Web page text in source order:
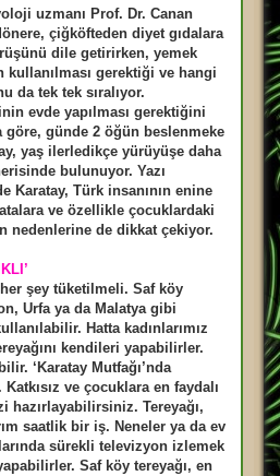
uzmanı Prof. Dr. Canan
çiğköfteden diyet gıdalara
dile getirirken, yemek
kullanılması gerektiği ve hangi
da tek tek sıralıyor.
evde yapılması gerektiğini
göre, günde 2 öğün beslenmeke
yaş ilerledikçe yürüyüşe daha
bulunuyor. Yazı
Karatay, Türk insanının enine
ve özellikle çocuklardaki
nedenlerine de dikkat çekiyor.
şey tüketilmeli. Saf köy
Urfa ya da Malatya gibi
Hatta kadınlarımız
kendileri yapabilirler.
‘Karatay Mutfağı’nda
ve çocuklara en faydalı
hazırlayabilirsiniz. Tereyağı,
saatlik bir iş. Neneler ya da ev
sürekli televizyon izlemek
Saf köy tereyağı, en